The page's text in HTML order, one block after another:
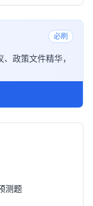
必刷
政策文件精华，
测题